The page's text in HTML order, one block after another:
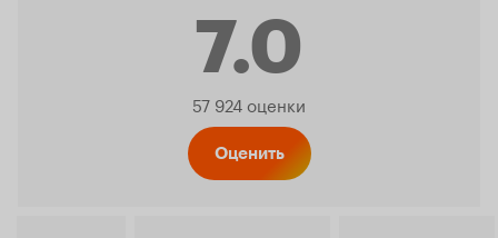
7.0
Рейтинг
57 924 оценки
Оценить